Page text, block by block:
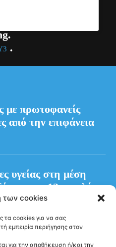
των cookies
τα cookies για να σας
εμπειρία περιήγησης στον
για την αποθήκευση ή/και την
.
με πρωτοφανείς
από την επιφάνεια
υγείας στη μέση
με 13 επιπλέον
άνοια